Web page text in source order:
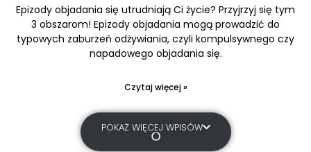
Epizody objadania się utrudniają Ci życie? Przyjrzyj się tym
3 obszarom! Epizody objadania mogą prowadzić do
typowych zaburzeń odżywiania, czyli kompulsywnego czy
napadowego objadania się.
Czytaj więcej »
POKAŻ WIĘCEJ WPISÓW